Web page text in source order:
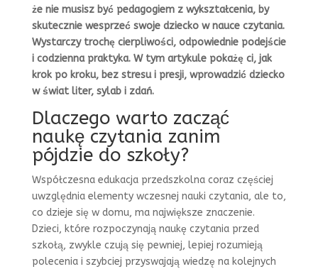
że nie musisz być pedagogiem z wykształcenia, by
skutecznie wesprzeć swoje dziecko w nauce czytania.
Wystarczy trochę cierpliwości, odpowiednie podejście
i codzienna praktyka. W tym artykule pokażę ci, jak
krok po kroku, bez stresu i presji, wprowadzić dziecko
w świat liter, sylab i zdań.
Dlaczego warto zacząć
naukę czytania zanim
pójdzie do szkoły?
Współczesna edukacja przedszkolna coraz częściej
uwzględnia elementy wczesnej nauki czytania, ale to,
co dzieje się w domu, ma największe znaczenie.
Dzieci, które rozpoczynają naukę czytania przed
szkołą, zwykle czują się pewniej, lepiej rozumieją
polecenia i szybciej przyswajają wiedzę na kolejnych